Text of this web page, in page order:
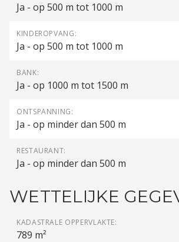
Ja - op 500 m tot 1000 m
KINDEROPVANG:
Ja - op 500 m tot 1000 m
BANK:
Ja - op 1000 m tot 1500 m
ONTSPANNING:
Ja - op minder dan 500 m
RESTAURANT:
Ja - op minder dan 500 m
WETTELIJKE
KADASTRALE OPPERVLAKTE:
789 m²